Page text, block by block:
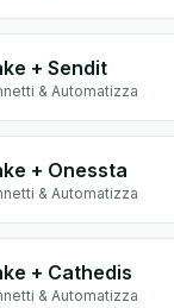
+ Sendit
& Automatizza
+ Onessta
& Automatizza
+ Cathedis
& Automatizza